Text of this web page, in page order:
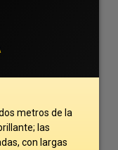
metros de la
las
con largas